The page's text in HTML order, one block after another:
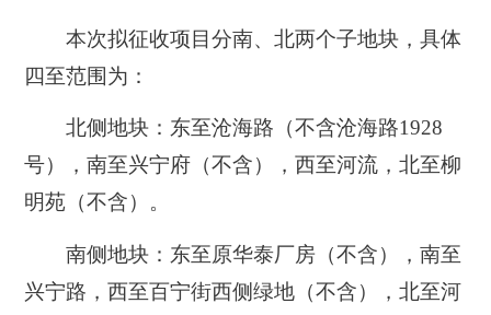
本次拟征收项目分南、北两个子地块，具体
四至范围为：
北侧地块： 东至沧海路（不含沧海路1928
号），南至兴宁府（不含），西至河流，北至柳
明苑（不含）。
南侧地块： 东至原华泰厂房（不含），南至
兴宁路，西至百宁街西侧绿地（不含），北至河